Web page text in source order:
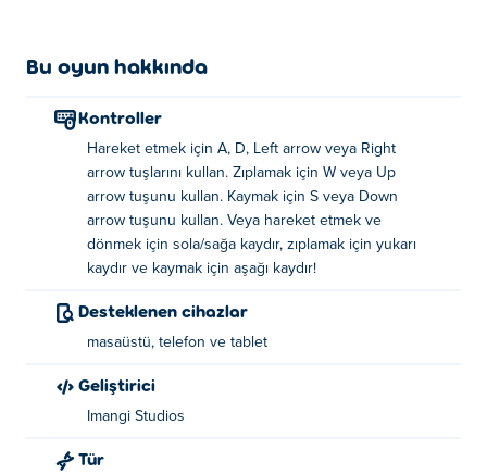
biraz canlılık katıyor. Yeni ve heyecan verici bir maceraya
Temple Run 2: Holi Festival çevrimiçi nasıl
oynanır?
Taşı - AD veya Sol/Sağ ok tuşları
Aşağı kaydırın- S veya Aşağı ok tuşu
Hareket ettirin ve çevirin - sola / sağa kaydırın
Kaydır - aşağı kaydırın
Bu oyun hakkında
Kontroller
Hareket etmek için A, D, Left arrow veya Right
arrow tuşlarını kullan. Zıplamak için W veya Up
arrow tuşunu kullan. Kaymak için S veya Down
arrow tuşunu kullan. Veya hareket etmek ve
dönmek için sola/sağa kaydır, zıplamak için yukarı
kaydır ve kaymak için aşağı kaydır!
Desteklenen cihazlar
masaüstü, telefon ve tablet
Geliştirici
Imangi Studios
Tür